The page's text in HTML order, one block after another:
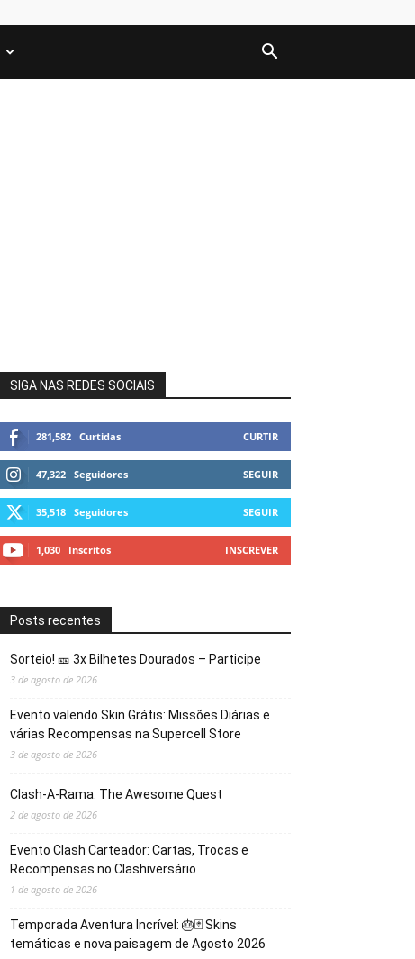
SIGA NAS REDES SOCIAIS
281,582 Curtidas CURTIR
47,322 Seguidores SEGUIR
35,518 Seguidores SEGUIR
1,030 Inscritos INSCREVER
Posts recentes
Sorteio! 🎫 3x Bilhetes Dourados – Participe
3 de agosto de 2026
Evento valendo Skin Grátis: Missões Diárias e
várias Recompensas na Supercell Store
3 de agosto de 2026
Clash-A-Rama: The Awesome Quest
2 de agosto de 2026
Evento Clash Carteador: Cartas, Trocas e
Recompensas no Clashiversário
1 de agosto de 2026
Temporada Aventura Incrível: 🎂🃏 Skins
temáticas e nova paisagem de Agosto 2026